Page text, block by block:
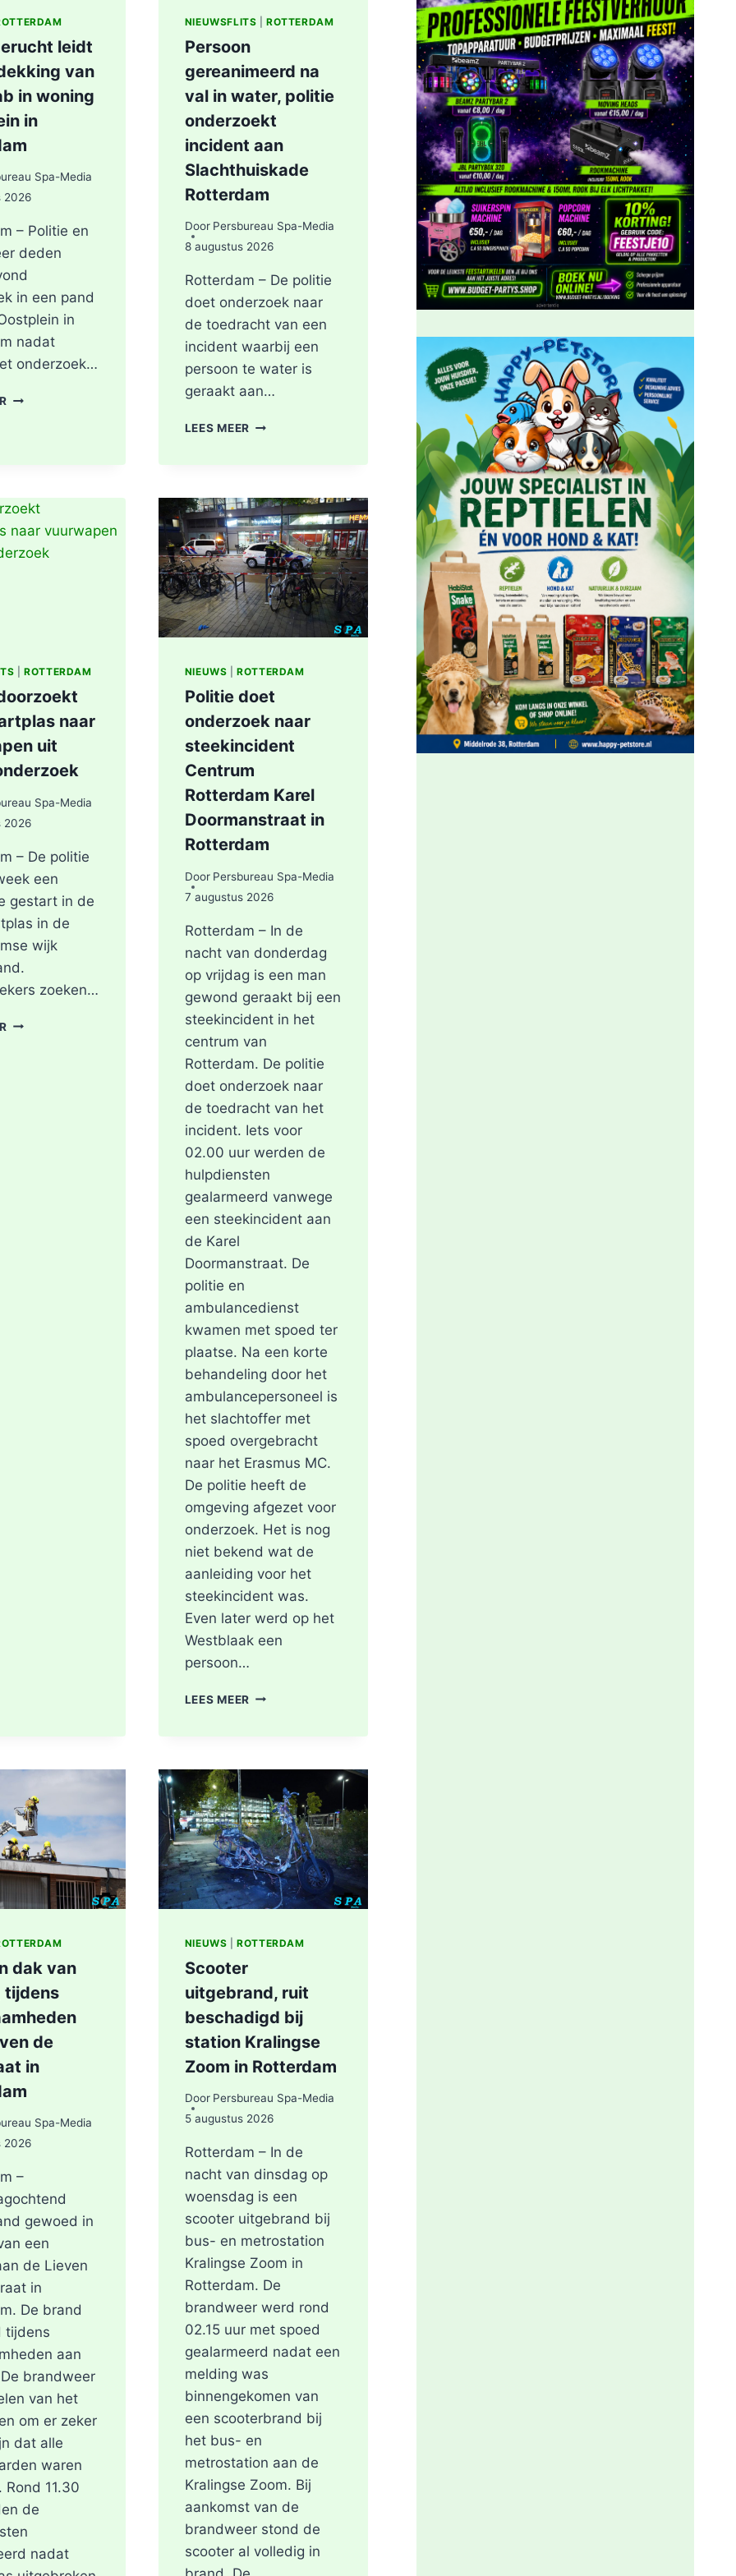
leidt
van
in woning
in
Spa-Media
2026
– Politie en
deden
in een pand
in
nadat
onderzoek…
BRANDGERUCHT
IN
WONING
OOSTPLEIN
IN
NIEUWSFLITS |ROTTERDAM
Persoon
gereanimeerd na
val in water, politie
onderzoekt
incident aan
Slachthuiskade
Rotterdam
Door Persbureau Spa-Media
8 augustus 2026
Rotterdam – De politie
doet onderzoek naar
de toedracht van een
incident waarbij een
persoon te water is
geraakt aan…
LEES MEERPERSOON
WATER,
POLITIE
ONDERZOEKT
INCIDENT
AAN
SLACHTHUISKADE
ROTTERDAM
|ROTTERDAM
naar
uit
Spa-Media
2026
– De politie
een
gestart in de
in de
wijk
zoeken…
POLITIE
NIEUWS |ROTTERDAM
Politie doet
onderzoek naar
steekincident
Centrum
Rotterdam Karel
Doormanstraat in
Rotterdam
Door Persbureau Spa-Media
7 augustus 2026
Rotterdam – In de
nacht van donderdag
op vrijdag is een man
gewond geraakt bij een
steekincident in het
centrum van
Rotterdam. De politie
doet onderzoek naar
de toedracht van het
incident. Iets voor
02.00 uur werden de
hulpdiensten
gealarmeerd vanwege
een steekincident aan
de Karel
Doormanstraat. De
politie en
ambulancedienst
kwamen met spoed ter
plaatse. Na een korte
behandeling door het
ambulancepersoneel is
het slachtoffer met
spoed overgebracht
naar het Erasmus MC.
De politie heeft de
omgeving afgezet voor
onderzoek. Het is nog
niet bekend wat de
aanleiding voor het
steekincident was.
Even later werd op het
Westblaak een
persoon…
LEES MEERPOLITIE
ROTTERDAM
KAREL
DOORMANSTRAAT
IN
ROTTERDAM
dak van
tijdens
de
in
Spa-Media
2026
–
gewoed in
een
de Lieven
in
De brand
tijdens
aan
brandweer
van het
om er zeker
dat alle
waren
11.30
de
nadat
NIEUWS |ROTTERDAM
Scooter
uitgebrand, ruit
beschadigd bij
station Kralingse
Zoom in Rotterdam
Door Persbureau Spa-Media
5 augustus 2026
Rotterdam – In de
nacht van dinsdag op
woensdag is een
scooter uitgebrand bij
bus- en metrostation
Kralingse Zoom in
Rotterdam. De
brandweer werd rond
02.15 uur met spoed
gealarmeerd nadat een
melding was
binnengekomen van
een scooterbrand bij
het bus- en
metrostation aan de
Kralingse Zoom. Bij
aankomst van de
brandweer stond de
scooter al volledig in